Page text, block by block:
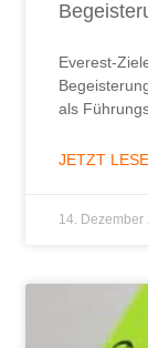
Everest-
als
JETZT
14. Dezember